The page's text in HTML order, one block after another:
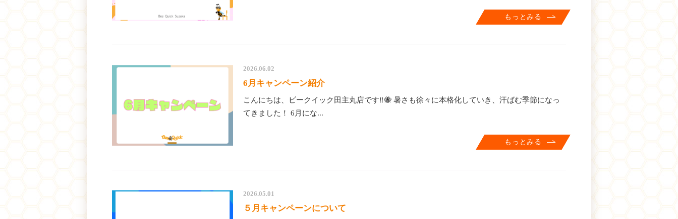
もっとみる
2026.06.02
6月キャンペーン紹介
こんにちは、ビークイック田主丸店です‼️🐝 暑さも徐々に本格化していき、汗ばむ季節になっ
てきました！ 6月にな...
もっとみる
2026.05.01
５月キャンペーンについて